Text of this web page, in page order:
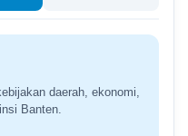
daerah, ekonomi,
Banten.